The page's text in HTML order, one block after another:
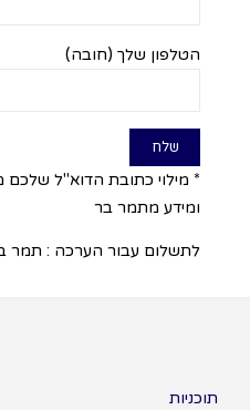
הטלפון שלך (חובה)
* מילוי כתובת הדוא"ל
ומידע מתמר בר
לתשלום עבור הערכה : תמר בר
תוכניות